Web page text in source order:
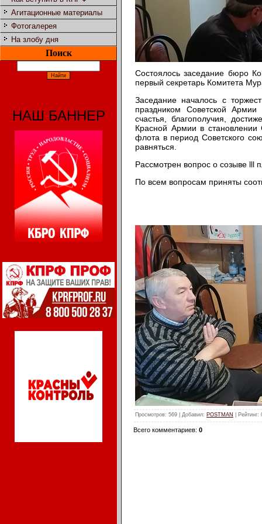
Агитационные материалы
Фотогалерея
На злобу дня
Поиск
НАШ БАННЕР
Состоялось заседание бюро
первый секретарь Комитета
Заседание началось с
праздником Советской
счастья, благополучия,
Красной Армии в становлении
флота в период Советского
равняться.
Рассмотрен вопрос о созыве lll
По всем вопросам приняты
Просмотров: 569 | Добавил: POSTMAN Рейтинг:
Всего комментариев: 0